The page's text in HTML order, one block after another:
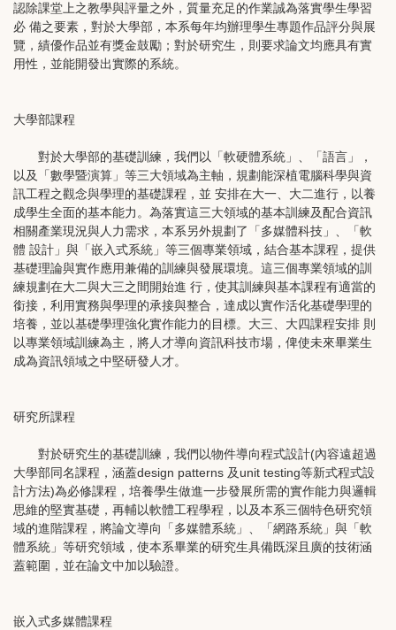
認除課堂上之教學與評量之外，質量充足的作業誠為落實學生學習
必 備之要素，對於大學部，本系每年均辦理學生專題作品評分與展
覽，績優作品並有獎金鼓勵；對於研究生，則要求論文均應具有實
用性，並能開發出實際的系統。
大學部課程
對於大學部的基礎訓練，我們以「軟硬體系統」、「語言」，
以及「數學暨演算」等三大領域為主軸，規劃能深植電腦科學與資
訊工程之觀念與學理的基礎課程，並 安排在大一、大二進行，以養
成學生全面的基本能力。為落實這三大領域的基本訓練及配合資訊
相關產業現況與人力需求，本系另外規劃了「多媒體科技」、「軟
體 設計」與「嵌入式系統」等三個專業領域，結合基本課程，提供
基礎理論與實作應用兼備的訓練與發展環境。這三個專業領域的訓
練規劃在大二與大三之間開始進 行，使其訓練與基本課程有適當的
銜接，利用實務與學理的承接與整合，達成以實作活化基礎學理的
培養，並以基礎學理強化實作能力的目標。大三、大四課程安排 則
以專業領域訓練為主，將人才導向資訊科技市場，俾使未來畢業生
成為資訊領域之中堅研發人才。
研究所課程
對於研究生的基礎訓練，我們以物件導向程式設計(內容遠超過
大學部同名課程，涵蓋design patterns 及unit testing等新式程式設
計方法)為必修課程，培養學生做進一步發展所需的實作能力與邏輯
思維的堅實基礎，再輔以軟體工程學程，以及本系三個特色研究領
域的進階課程，將論文導向「多媒體系統」、「網路系統」與「軟
體系統」等研究領域，使本系畢業的研究生具備既深且廣的技術涵
蓋範圍，並在論文中加以驗證。
嵌入式多媒體課程